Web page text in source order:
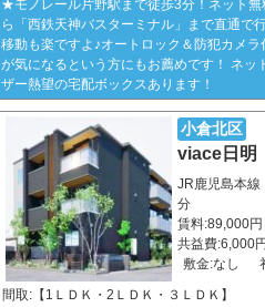
★モノレール片野駅まで徒歩3分！ネット
ら「西鉄天神バスターミナル」まで直通で
移動も楽ですよ♪オートロック＆防犯カメ
が気になるという方にもお薦めです！ ネッ
ザー熱望の宅配ボックスあります！
小倉北区
viace日明
JR鹿児島本
分
賃料:89,000円
共益費:6,000
敷金:なし
間取:【1ＬＤＫ・2ＬＤＫ・３ＬＤＫ】